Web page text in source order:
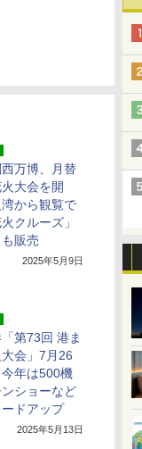
万博、月替
大会を開
から観覧で
クルーズ」
販売
2025年5月9日
第73回 港ま
会」7月26
年は500機
ショーなど
ドアップ
2025年5月13日